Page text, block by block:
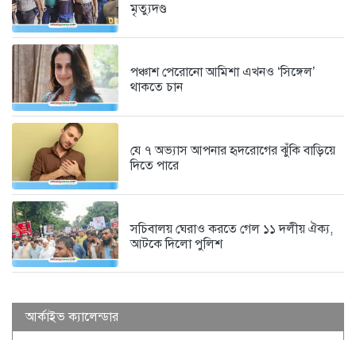
৬ দিন আগে
মৃত্যুদণ্ড
পঞ্চাশ পেরোনো আমিশা এখনও ‘সিঙ্গেল’
থাকতে চান
যে ৭ অভ্যাস আপনার হৃদরোগের ঝুঁকি বাড়িয়ে
দিতে পারে
সচিবালয় ঘেরাও করতে গেল ১১ দলীয় ঐক্য,
আটকে দিলো পুলিশ
আর্কাইভ ক্যালেন্ডার